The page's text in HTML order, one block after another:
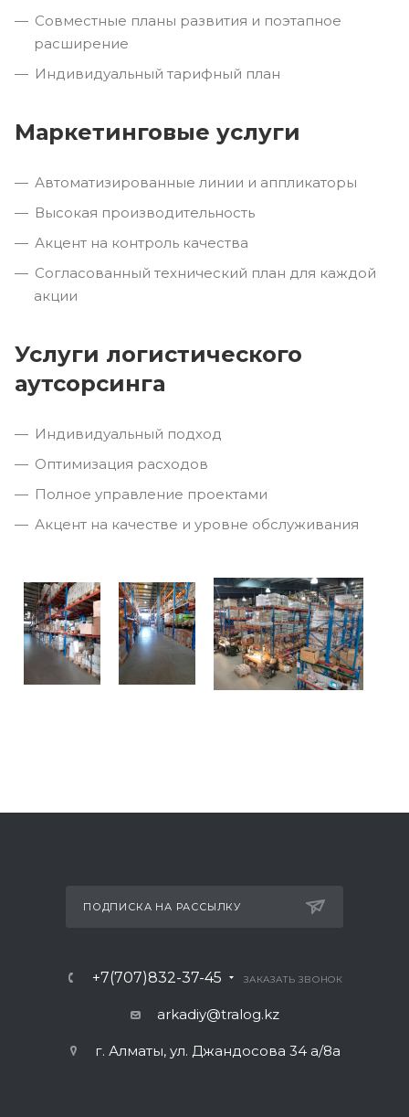
Совместные планы развития и поэтапное
расширение
Индивидуальный тарифный план
Маркетинговые услуги
Автоматизированные линии и аппликаторы
Высокая производительность
Акцент на контроль качества
Согласованный технический план для каждой
акции
Услуги логистического
аутсорсинга
Индивидуальный подход
Оптимизация расходов
Полное управление проектами
Акцент на качестве и уровне обслуживания
ПОДПИСКА НА РАССЫЛКУ
+7(707)832-37-45 ЗАКАЗАТЬ ЗВОНОК
arkadiy@tralog.kz
г. Алматы, ул. Джандосова 34 а/8а